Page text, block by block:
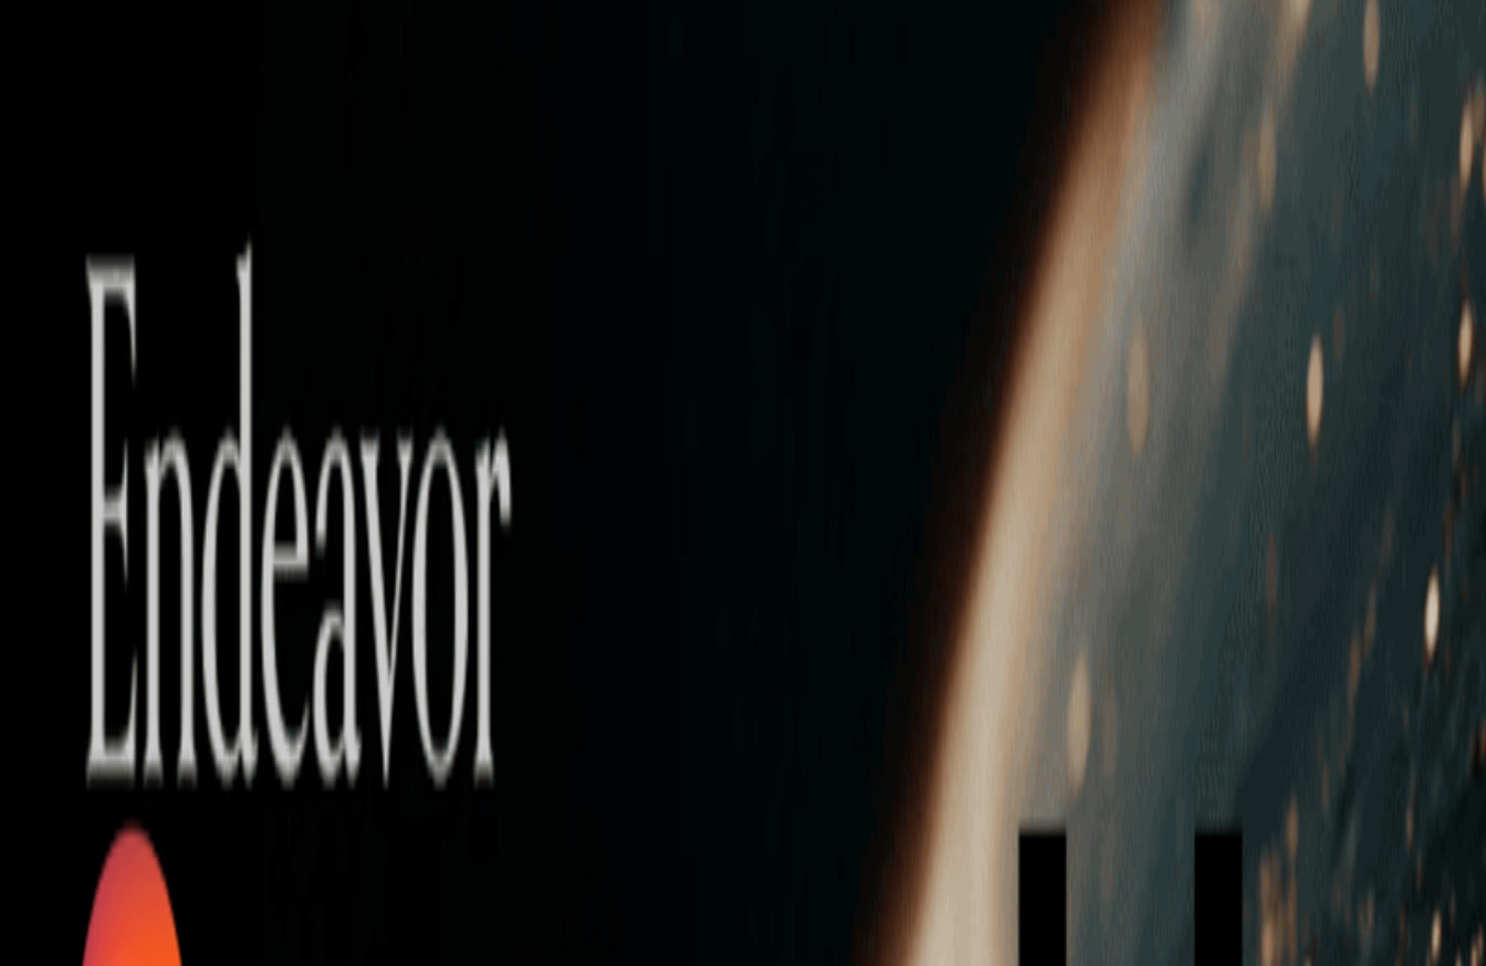
Who we are
AT PARTNERSが提供するファンド・オブ・ファンズを活用した
オープンイノベーション活動のフロー
詳しく見る
AT PARTNERS3つの強み